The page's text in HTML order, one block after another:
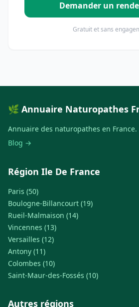
Demander un
Gratuit et sans
🌿 Annuaire Naturopathes
Annuaire des naturopathes en France.
Blog →
Région Ile De France
Paris (50)
Boulogne-Billancourt (19)
Rueil-Malmaison (14)
Vincennes (13)
Versailles (12)
Antony (11)
Colombes (10)
Saint-Maur-des-Fossés (10)
Autres régions